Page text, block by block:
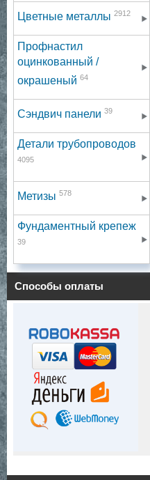
Цветные металлы 2912
Профнастил
оцинкованный /
окрашеный 64
Сэндвич панели 39
Детали трубопроводов
4095
Метизы 578
Фундаментный крепеж
39
Способы оплаты